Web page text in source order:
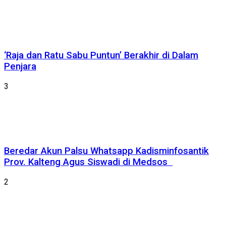
‘Raja dan Ratu Sabu Puntun’ Berakhir di Dalam
Penjara
3
Beredar Akun Palsu Whatsapp Kadisminfosantik
Prov. Kalteng Agus Siswadi di Medsos
2